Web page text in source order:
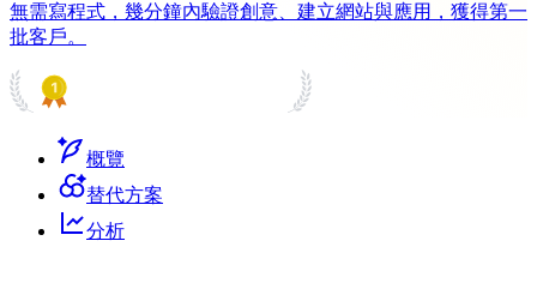
無需寫程式，幾分鐘內驗證創意、建立網站與應用，獲得第一
批客戶。
概覽
替代方案
分析